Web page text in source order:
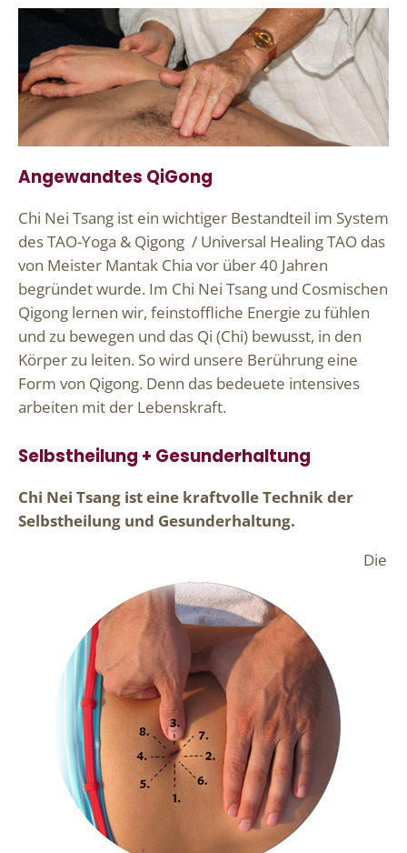
Angewandtes QiGong
Chi Nei Tsang ist ein wichtiger Bestandteil im System
des TAO-Yoga & Qigong / Universal Healing TAO das
von Meister Mantak Chia vor über 40 Jahren
begründet wurde. Im Chi Nei Tsang und Cosmischen
Qigong lernen wir, feinstoffliche Energie zu fühlen
und zu bewegen und das Qi (Chi) bewusst, in den
Körper zu leiten. So wird unsere Berührung eine
Form von Qigong. Denn das bedeuete intensives
arbeiten mit der Lebenskraft.
Selbstheilung + Gesunderhaltung
Chi Nei Tsang ist eine kraftvolle Technik der
Selbstheilung und Gesunderhaltung.
Die